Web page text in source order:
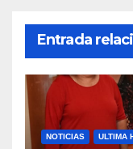
Entrada
NOTICIAS ULTIMA